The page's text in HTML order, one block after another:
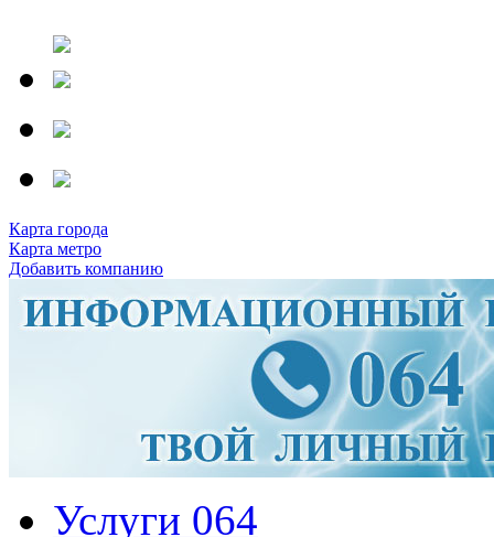
Карта города
Карта метро
Добавить компанию
Услуги 064